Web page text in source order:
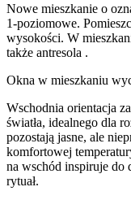
Nowe mieszkanie o
1-poziomowe.
wysokości. W
także antresola .
Okna w mieszkaniu
Wschodnia orientacja
światła, idealnego dla
pozostają jasne, ale
komfortowej
na wschód inspiruje do
rytuał.